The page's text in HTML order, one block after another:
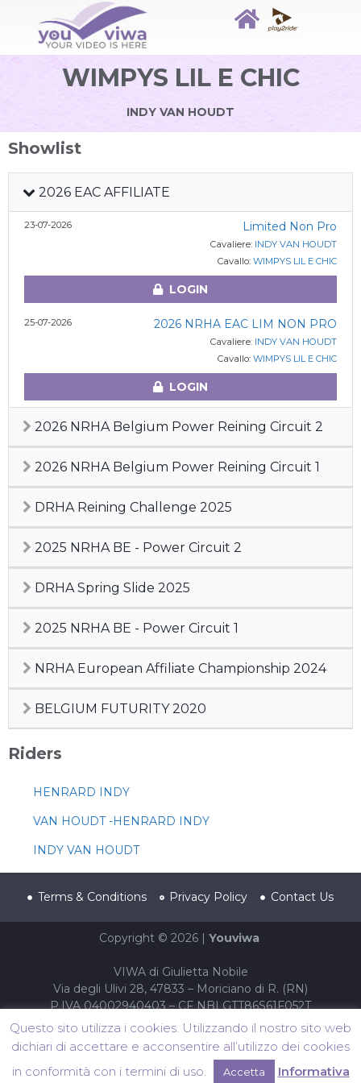
WIMPYS LIL E CHIC
INDY VAN HOUDT
Showlist
2026 EAC AFFILIATE
23-07-2026 Limited Non Pro
Cavaliere: INDY VAN HOUDT
Cavallo: WIMPYS LIL E CHIC
LOGIN
25-07-2026 2026 NRHA EAC LIM NON PRO
Cavaliere: INDY VAN HOUDT
Cavallo: WIMPYS LIL E CHIC
LOGIN
2026 NRHA Belgium Power Reining Circuit 2
2026 NRHA Belgium Power Reining Circuit 1
DRHA Reining Challenge 2025
2025 NRHA BE - Power Circuit 2
DRHA Spring Slide 2025
2025 NRHA BE - Power Circuit 1
NRHA European Affiliate Championship 2024
BELGIUM FUTURITY 2020
Riders
HENRARD INDY
VAN HOUDT -HENRARD INDY
INDY VAN HOUDT
Terms & Conditions Privacy Policy Contact Us
Copyright © 2026 | Youviwa
VIWA di Giulietta Nobile
Via degli Ulivi 28, 47833 – Moriciano di R. (RN)
P.IVA 04002940403 – CF NBLGTT86S61F052T
Questo sito utilizza i cookies. Utilizzando il nostro sito web
dichiari di accettare e acconsentire all’utilizzo dei cookies
in conformità con i termini di uso.
Accetta Informativa